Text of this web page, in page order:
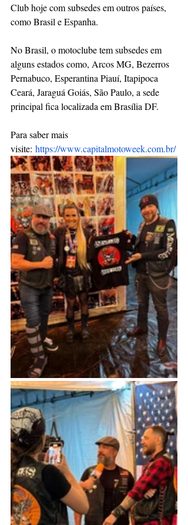
Club hoje com subsedes em outros países,
como Brasil e Espanha.
No Brasil, o motoclube tem subsedes em
alguns estados como, Arcos MG, Bezerros
Pernabuco, Esperantina Piauí, Itapipoca
Ceará, Jaraguá Goiás, São Paulo, a sede
principal fica localizada em Brasília DF.
Para saber mais
visite: https://www.capitalmotoweek.com.br/